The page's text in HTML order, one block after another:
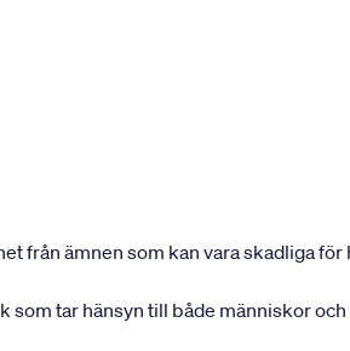
från ämnen som kan vara skadliga
som tar hänsyn till både människor